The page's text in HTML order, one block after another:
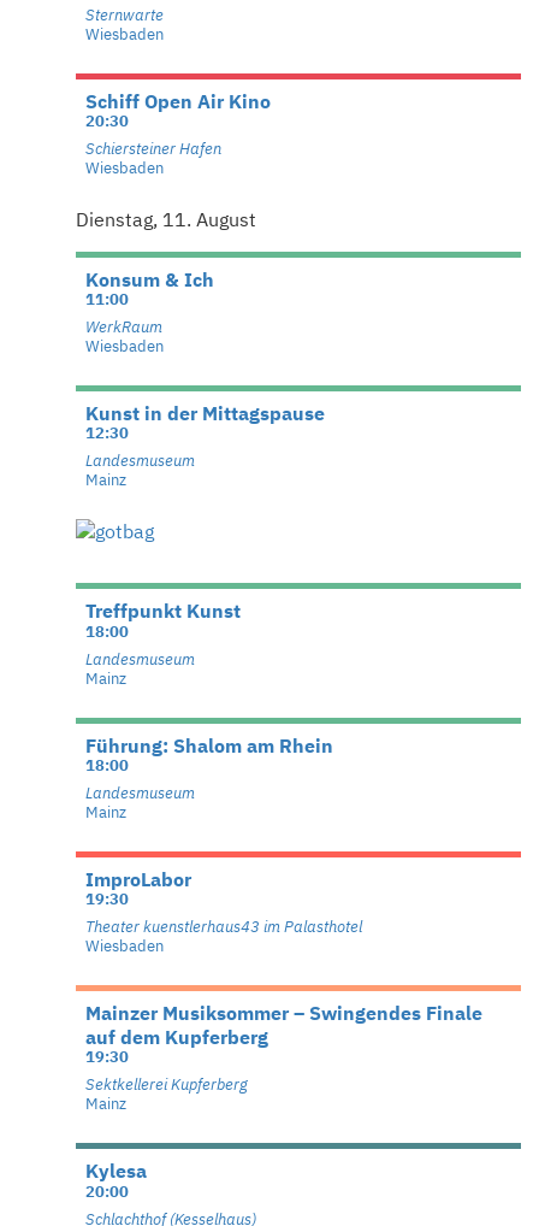
Sternwarte
Wiesbaden
Schiff Open Air Kino
20:30
Schiersteiner Hafen
Wiesbaden
Dienstag, 11. August
Konsum & Ich
11:00
WerkRaum
Wiesbaden
Kunst in der Mittagspause
12:30
Landesmuseum
Mainz
Treffpunkt Kunst
18:00
Landesmuseum
Mainz
Führung: Shalom am Rhein
18:00
Landesmuseum
Mainz
ImproLabor
19:30
Theater kuenstlerhaus43 im Palasthotel
Wiesbaden
Mainzer Musiksommer – Swingendes Finale
auf dem Kupferberg
19:30
Sektkellerei Kupferberg
Mainz
Kylesa
20:00
Schlachthof (Kesselhaus)